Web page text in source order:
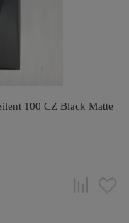
100 CZ Black Matte